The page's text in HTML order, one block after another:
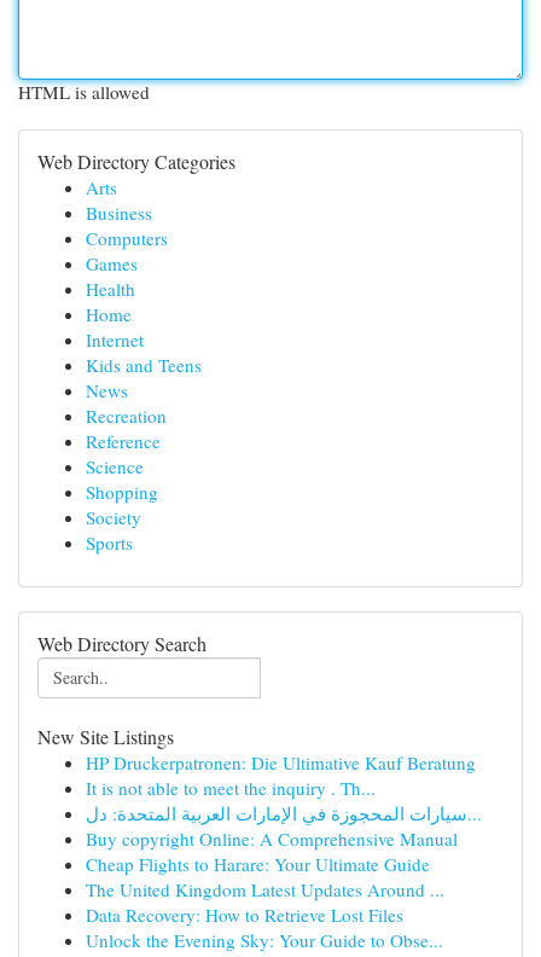
HTML is allowed
Web Directory Categories
Arts
Business
Computers
Games
Health
Home
Internet
Kids and Teens
News
Recreation
Reference
Science
Shopping
Society
Sports
Web Directory Search
New Site Listings
HP Druckerpatronen: Die Ultimative Kauf Beratung
It is not able to meet the inquiry . Th...
سيارات المحجوزة في الإمارات العربية المتحدة: دل...
Buy copyright Online: A Comprehensive Manual
Cheap Flights to Harare: Your Ultimate Guide
The United Kingdom Latest Updates Around ...
Data Recovery: How to Retrieve Lost Files
Unlock the Evening Sky: Your Guide to Obse...